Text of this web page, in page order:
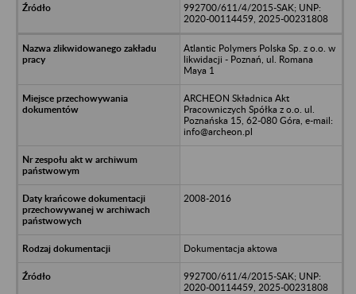
992700/611/4/2015-SAK; UNP:
2020-00114459, 2025-00231808
Atlantic Polymers Polska Sp. z o.o. w
likwidacji - Poznań, ul. Romana
Maya 1
ARCHEON Składnica Akt
Pracowniczych Spółka z o.o. ul.
Poznańska 15, 62-080 Góra, e-mail:
info@archeon.pl
2008-2016
Dokumentacja aktowa
992700/611/4/2015-SAK; UNP:
2020-00114459, 2025-00231808